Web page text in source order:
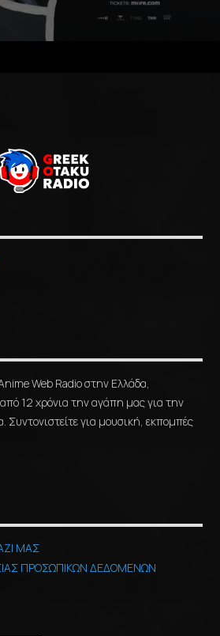
Web Radio στην Ελλάδα,
12 χρόνια την αγάπη μας για την
Συντονιστείτε για μουσική, εκπομπές
ΜΑΣ
ΠΡΟΣΩΠΙΚΩΝ ΔΕΔΟΜΕΝΩΝ